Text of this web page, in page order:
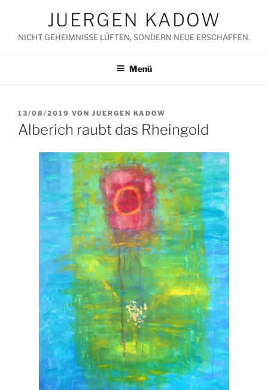
springen
JUERGEN KADOW
NICHT GEHEIMNISSE LÜFTEN, SONDERN NEUE ERSCHAFFEN.
Menü
VERÖFFENTLICHT
AM
13/08/2019 VON JUERGEN KADOW
Alberich raubt das Rheingold